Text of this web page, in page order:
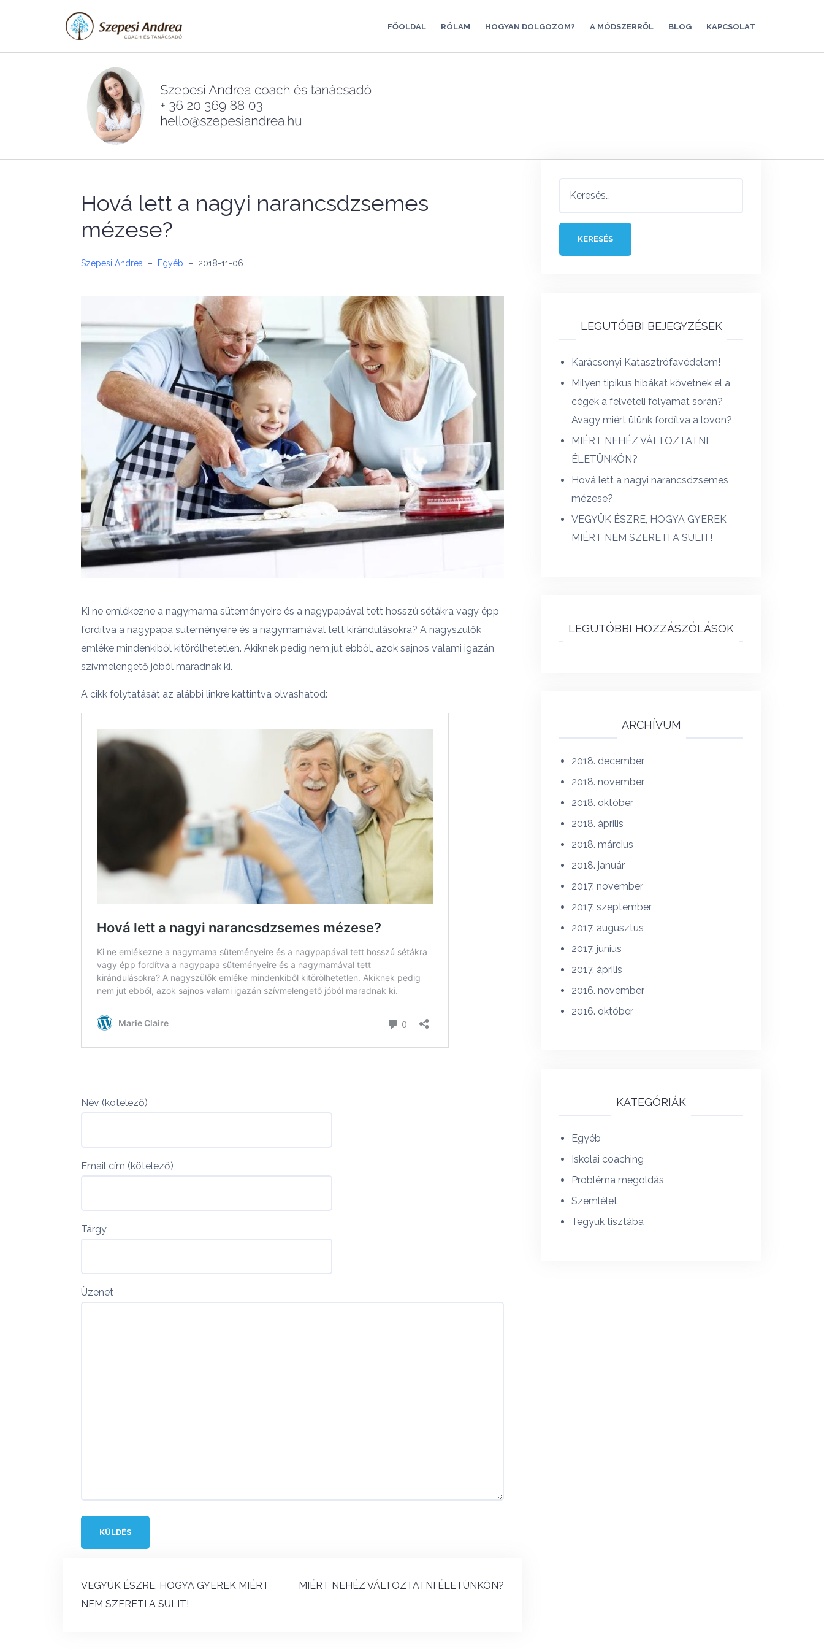
FŐOLDAL RÓLAM HOGYAN DOLGOZOM? A MÓDSZERRŐL BLOG KAPCSOLAT
Hová lett a nagyi narancsdzsemes
mézese?
Szepesi Andrea – Egyéb – 2018-11-06
Ki ne emlékezne a nagymama süteményeire és a nagypapával tett hosszú sétákra vagy épp
fordítva a nagypapa süteményeire és a nagymamával tett kirándulásokra? A nagyszülők
emléke mindenkiből kitörölhetetlen. Akiknek pedig nem jut ebből, azok sajnos valami igazán
szívmelengető jóból maradnak ki.
A cikk folytatását az alábbi linkre kattintva olvashatod:
Név (kötelező)
Email cím (kötelező)
Tárgy
Üzenet
Bejegyzés
navigáció
VEGYÜK ÉSZRE, HOGYA GYEREK MIÉRT
NEM SZERETI A SULIT!
MIÉRT NEHÉZ VÁLTOZTATNI ÉLETÜNKÖN?
LEGUTÓBBI BEJEGYZÉSEK
Karácsonyi Katasztrófavédelem!
Milyen tipikus hibákat követnek el a
cégek a felvételi folyamat során?
Avagy miért ülünk fordítva a lovon?
MIÉRT NEHÉZ VÁLTOZTATNI
ÉLETÜNKÖN?
Hová lett a nagyi narancsdzsemes
mézese?
VEGYÜK ÉSZRE, HOGYA GYEREK
MIÉRT NEM SZERETI A SULIT!
LEGUTÓBBI HOZZÁSZÓLÁSOK
ARCHÍVUM
2018. december
2018. november
2018. október
2018. április
2018. március
2018. január
2017. november
2017. szeptember
2017. augusztus
2017. június
2017. április
2016. november
2016. október
KATEGÓRIÁK
Egyéb
Iskolai coaching
Probléma megoldás
Szemlélet
Tegyük tisztába